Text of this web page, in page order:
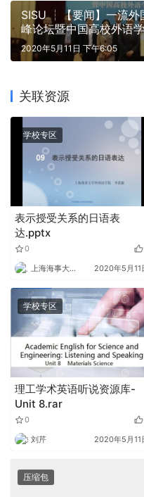
SISU ┆【要闻】一流外
峰论坛暨中国高校外语
开
2020年5月11日 下午6:05
关联资源
学校专区
表示授受关系的日语表
达.pptx
0
上海海事大学外语 2020年5月11
学校专区
理工学术英语听说资源库-
Unit 8.rar
0
刘芹 2020年5月11
压缩包